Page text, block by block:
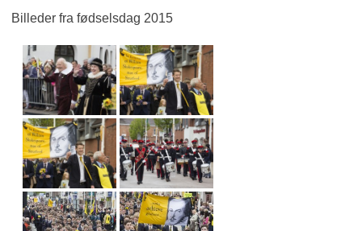
Billeder fra fødselsdag 2015